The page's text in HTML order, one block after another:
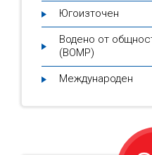
Югоизточен
Водено от
(ВОМР)
Международен